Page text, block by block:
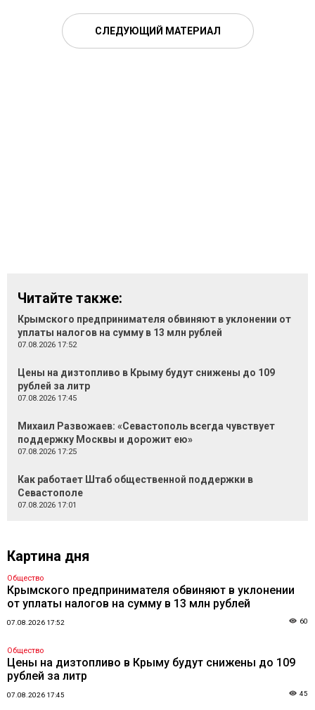
СЛЕДУЮЩИЙ МАТЕРИАЛ
Читайте также:
Крымского предпринимателя обвиняют в уклонении от
уплаты налогов на сумму в 13 млн рублей
07.08.2026 17:52
Цены на дизтопливо в Крыму будут снижены до 109
рублей за литр
07.08.2026 17:45
Михаил Развожаев: «Севастополь всегда чувствует
поддержку Москвы и дорожит ею»
07.08.2026 17:25
Как работает Штаб общественной поддержки в
Севастополе
07.08.2026 17:01
Картина дня
Общество
Крымского предпринимателя обвиняют в уклонении
от уплаты налогов на сумму в 13 млн рублей
07.08.2026 17:52 60
Общество
Цены на дизтопливо в Крыму будут снижены до 109
рублей за литр
07.08.2026 17:45 45